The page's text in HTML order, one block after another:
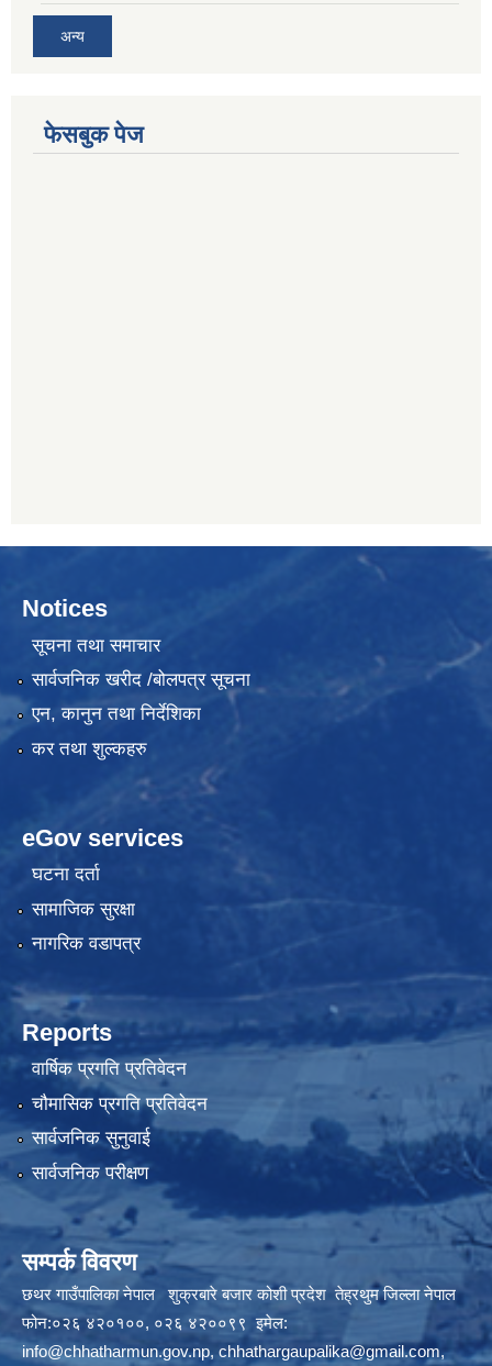
अन्य
फेसबुक पेज
Notices
सूचना तथा समाचार
सार्वजनिक खरीद /बोलपत्र सूचना
एन, कानुन तथा निर्देशिका
कर तथा शुल्कहरु
eGov services
घटना दर्ता
सामाजिक सुरक्षा
नागरिक वडापत्र
Reports
वार्षिक प्रगति प्रतिवेदन
चौमासिक प्रगति प्रतिवेदन
सार्वजनिक सुनुवाई
सार्वजनिक परीक्षण
सम्पर्क विवरण
छथर गाउँपालिका नेपाल शुक्रबारे बजार कोशी प्रदेश तेह्रथुम जिल्ला नेपाल
फोन:०२६ ४२०१००, ०२६ ४२००९९ इमेल:
info@chhatharmun.gov.np, chhathargaupalika@gmail.com,